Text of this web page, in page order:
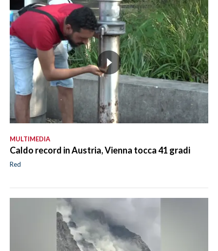
MULTIMEDIA
Caldo record in Austria, Vienna tocca 41 gradi
Red